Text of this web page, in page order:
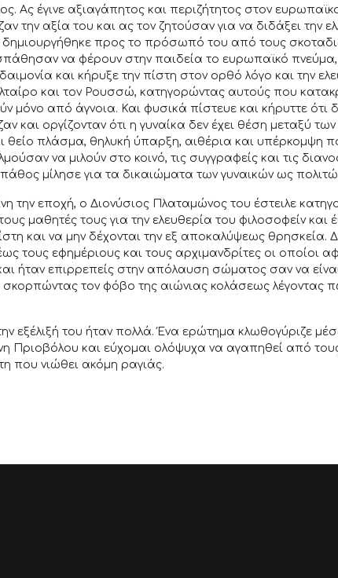
Ας έγινε αξιαγάπητος και περιζήτητος στον
την αξία του και ας τον ζητούσαν για να διδάξει την
προς το πρόσωπό του από τους
να φέρουν στην παιδεία το ευρωπαϊκό πνεύμα,
και κήρυξε την πίστη στον ορθό λόγο και την
και τον Ρουσσώ, κατηγορώντας αυτούς που
μόνο από άγνοια. Και φυσικά πίστευε και κήρυττε
και οργίζονταν ότι η γυναίκα δεν έχει θέση μεταξύ
θείο πλάσμα, θηλυκή ύπαρξη, αιθέρια και υπέρκομψη
να μιλούν στο κοινό, τις συγγραφείς και τις
μίλησε για τα δικαιώματα των γυναικών ως
την εποχή, ο Διονύσιος Πλαταμώνος του έστειλε
μαθητές τους για την ελευθερία του φιλοσοφείν
και να μην δέχονται την εξ αποκαλύψεως
τους εφημέριους και τους αρχιμανδρίτες οι οποίοι
ήταν επιρρεπείς στην απόλαυση σώματος σαν να
τον φόβο της αιώνιας κολάσεως λέγοντας
του ήταν πολλά. Ένα ερώτημα κλωθογύριζε
Πριοβόλου και εύχομαι ολόψυχα να αγαπηθεί από
που νιώθει ακόμη ραγιάς.